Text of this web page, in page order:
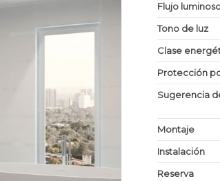
Flujo
Tono de luz
Clase
Protección
Sugerencia
Montaje
Instalación
Reserva